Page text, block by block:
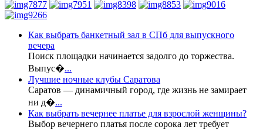
Как выбрать банкетный зал в СПб для выпускного
вечера
Поиск площадки начинается задолго до торжества.
Выпус�...
Лучшие ночные клубы Саратова
Саратов — динамичный город, где жизнь не замирает
ни д�...
Как выбрать вечернее платье для взрослой женщины?
Выбор вечернего платья после сорока лет требует